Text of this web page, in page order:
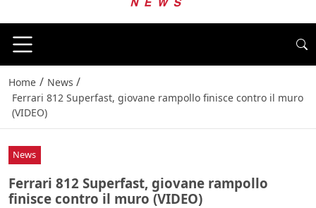
Home / News /
Ferrari 812 Superfast, giovane rampollo finisce contro il muro
(VIDEO)
News
Ferrari 812 Superfast, giovane rampollo
finisce contro il muro (VIDEO)